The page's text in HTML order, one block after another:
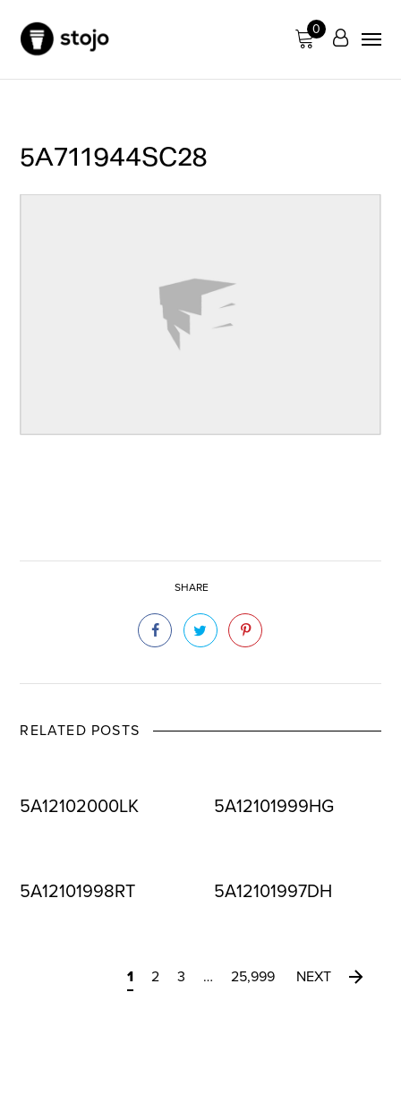
0
5A711944SC28
SHARE
RELATED POSTS
5A12102000LK 5A12101999HG
5A12101998RT 5A12101997DH
1 2 3 … 25,999 NEXT